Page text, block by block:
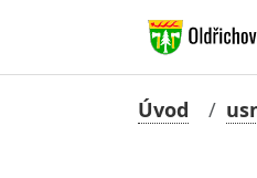
Úvod